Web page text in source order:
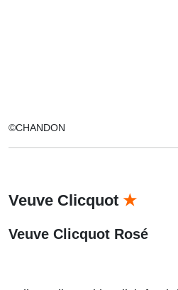
©CHANDON
Veuve Clicquot ★
Veuve Clicquot Rosé